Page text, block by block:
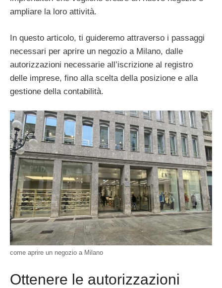
ampliare la loro attività.
In questo articolo, ti guideremo attraverso i passaggi
necessari per aprire un negozio a Milano, dalle
autorizzazioni necessarie all’iscrizione al registro
delle imprese, fino alla scelta della posizione e alla
gestione della contabilità.
come aprire un negozio a Milano
Ottenere le autorizzazioni